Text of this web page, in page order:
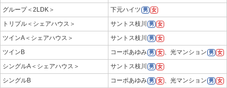
グループ＜2LDK＞ 下元ハイツ 男 女
トリプル＜シェアハウス＞ サントス枝川 男 女
ツインA＜シェアハウス＞ サントス枝川 男 女
ツインB コーポあゆみ 男 女 、光マンション 男 女
シングルA＜シェアハウス＞ サントス枝川 男 女
シングルB コーポあゆみ 男 女 、光マンション 男 女